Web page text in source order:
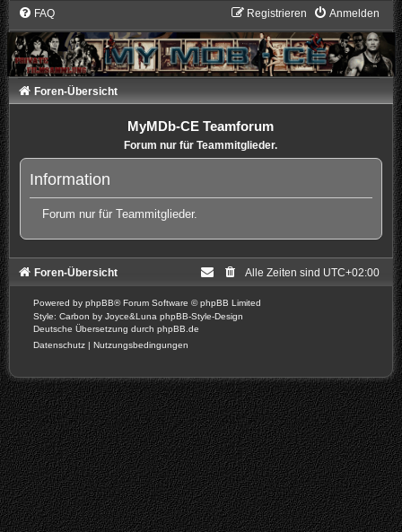
FAQ Anmelden
Registrieren
Foren-Übersicht
MyMDb-CE Teamforum
Forum nur für Teammitglieder.
Information
Forum nur für Teammitglieder.
Foren-Übersicht Alle Zeiten sind UTC+02:00
Powered by phpBB® Forum Software © phpBB Limited
Style: Carbon by Joyce&Luna phpBB-Style-Design
Deutsche Übersetzung durch phpBB.de
Datenschutz | Nutzungsbedingungen